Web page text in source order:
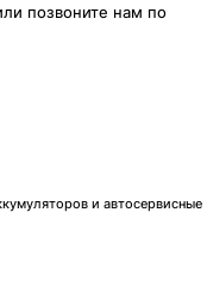
позвоните нам по
и автосервисные